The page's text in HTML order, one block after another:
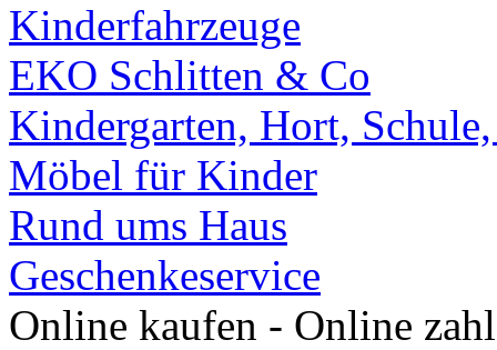
Kinderfahrzeuge
EKO Schlitten & Co
Kindergarten, Hort,
Möbel für Kinder
Rund ums Haus
Geschenkeservice
Online kaufen - Online